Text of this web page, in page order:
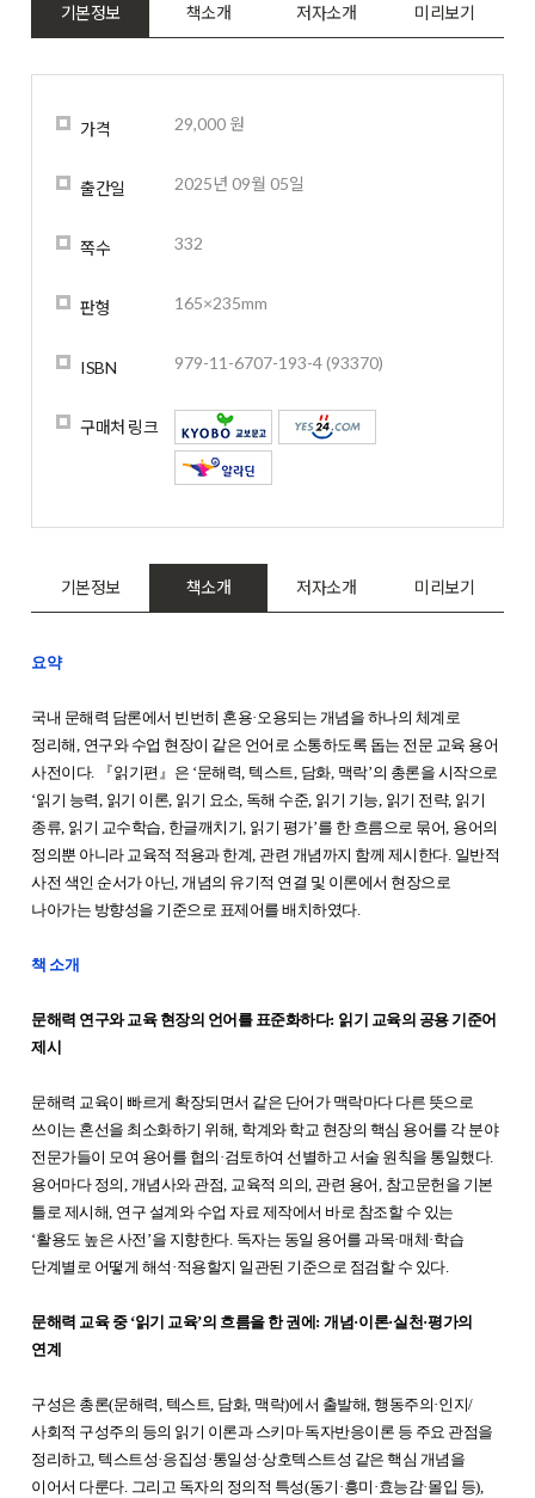
기본정보 책소개 저자소개 미리보기
가격 29,000 원
출간일 2025년 09월 05일
쪽수 332
판형 165×235mm
ISBN 979-11-6707-193-4 (93370)
구매처 링크
기본정보 책소개 저자소개 미리보기
요약
국내 문해력 담론에서 빈번히 혼용·오용되는 개념을 하나의 체계로
정리해, 연구와 수업 현장이 같은 언어로 소통하도록 돕는 전문 교육 용어
사전이다. 『읽기편 』 은 ‘문해력, 텍스트, 담화, 맥락’의 총론을 시작으로
‘읽기 능력, 읽기 이론, 읽기 요소, 독해 수준, 읽기 기능, 읽기 전략, 읽기
종류, 읽기 교수학습, 한글깨치기, 읽기 평가’를 한 흐름으로 묶어, 용어의
정의뿐 아니라 교육적 적용과 한계, 관련 개념까지 함께 제시한다. 일반적
사전 색인 순서가 아닌,개념의 유기적 연결 및 이론에서 현장으로
나아가는 방향성을 기준으로 표제어를 배치하였다.
책 소개
문해력 연구와 교육 현장의 언어를 표준화하다: 읽기 교육의 공용 기준어
제시
문해력 교육이 빠르게 확장되면서 같은 단어가 맥락마다 다른 뜻으로
쓰이는 혼선을 최소화하기 위해, 학계와 학교 현장의 핵심 용어를 각 분야
전문가들이 모여 용어를 협의 ·검토하여 선별하고 서술 원칙을 통일했다.
용어마다 정의, 개념사와 관점, 교육적 의의, 관련 용어, 참고문헌을 기본
틀로 제시해, 연구 설계와 수업 자료 제작에서 바로 참조할 수 있는
‘활용도 높은 사전 ’을 지향한다. 독자는 동일 용어를 과목·매체·학습
단계별로 어떻게 해석 ·적용할지 일관된 기준으로 점검할 수 있다.
문해력 교육 중 ‘읽기 교육’의 흐름을 한 권에 :개념·이론·실천·평가의
연계
구성은 총론(문해력, 텍스트, 담화, 맥락)에서 출발해,행동주의·인지/
사회적 구성주의 등의 읽기 이론과 스키마·독자반응이론 등 주요 관점을
정리하고, 텍스트성·응집성 ·통일성·상호텍스트성 같은 핵심 개념을
이어서 다룬다. 그리고 독자의 정의적 특성(동기 ·흥미 ·효능감·몰입 등),